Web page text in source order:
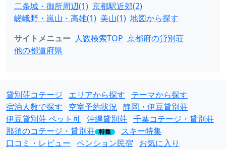
二条城・御所周辺(1) 京都駅近郊(2)
嵯峨野・嵐山・高雄(1) 美山(1) 地図から探す
サイトメニュー 人数検索TOP 京都府の貸別荘
他の都道府県
貸別荘コテージ エリアから探す
テーマから探す
宿泊人数で探す
空室予約状況 静岡・伊豆貸別荘
伊豆貸別荘 ペット可 沖縄貸別荘 千葉コテージ・貸別荘
那須のコテージ・貸別荘 特集
スキー特集
口コミ・レビュー ペンション民宿 お気に入り